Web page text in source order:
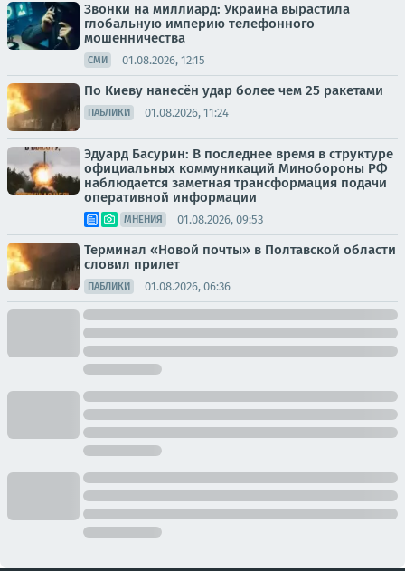
Звонки на миллиард: Украина вырастила
глобальную империю телефонного
мошенничества
СМИ 01.08.2026, 12:15
По Киеву нанесён удар более чем 25 ракетами
ПАБЛИКИ 01.08.2026, 11:24
Эдуард Басурин: В последнее время в структуре
официальных коммуникаций Минобороны РФ
наблюдается заметная трансформация подачи
оперативной информации
МНЕНИЯ 01.08.2026, 09:53
Терминал «Новой почты» в Полтавской области
словил прилет
ПАБЛИКИ 01.08.2026, 06:36